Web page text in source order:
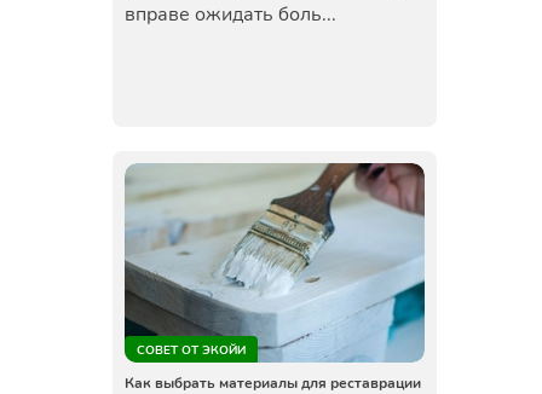
вправе ожидать боль...
СОВЕТ ОТ ЭКОЙИ
Как выбрать материалы для реставрации